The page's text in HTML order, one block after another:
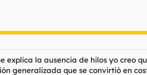
explica la ausencia de hilos yo creo
generalizada que se convirtió en